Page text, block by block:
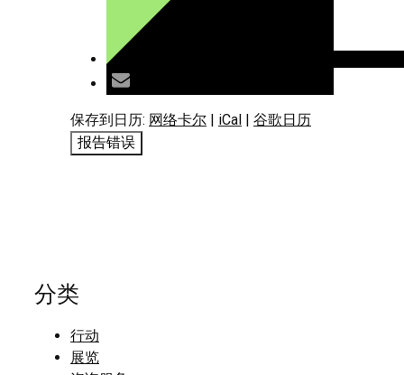
保存到日历: 网络卡尔 | iCal | 谷歌日历
报告错误
分类
行动
展览